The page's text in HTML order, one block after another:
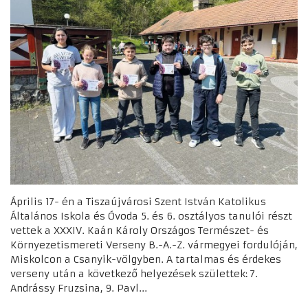
Április 17- én a Tiszaújvárosi Szent István Katolikus
Általános Iskola és Óvoda 5. és 6. osztályos tanulói részt
vettek a XXXIV. Kaán Károly Országos Természet- és
Környezetismereti Verseny B.-A.-Z. vármegyei fordulóján,
Miskolcon a Csanyik-völgyben. A tartalmas és érdekes
verseny után a következő helyezések születtek: 7.
Andrássy Fruzsina, 9. Pavl...